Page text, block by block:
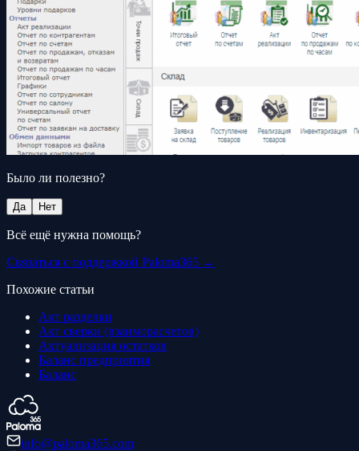
Было ли полезно?
Да Нет
Всё ещё нужна помощь?
Связаться с поддержкой Paloma365 →
Похожие статьи
Акт разделки
Акт сверки (взаиморасчетов)
Актуализация остатков
Баланс предприятия
Баланс
info@paloma365.com